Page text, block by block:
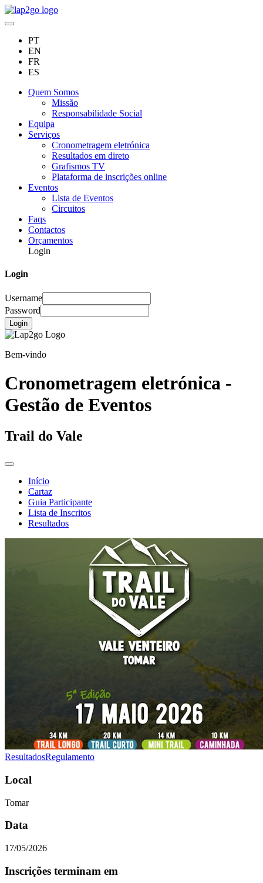
PT
EN
FR
ES
Quem Somos
Missão
Responsabilidade Social
Equipa
Serviços
Cronometragem eletrónica
Resultados em direto
Grafismos TV
Plataforma de inscrições online
Eventos
Lista de Eventos
Circuitos
Faqs
Contactos
Orçamentos
Login
Login
Username
Password
Login
Bem-vindo
Cronometragem eletrónica -
Gestão de Eventos
Trail do Vale
Início
Cartaz
Guia Participante
Lista de Inscritos
Resultados
ResultadosRegulamento
Local
Tomar
Data
17/05/2026
Inscrições terminam em